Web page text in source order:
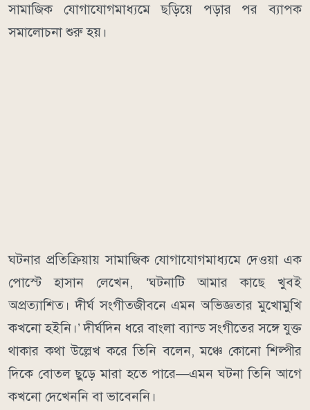
সামাজিক যোগাযোগমাধ্যমে ছড়িয়ে পড়ার পর ব্যাপক
সমালোচনা শুরু হয়।
ঘটনার প্রতিক্রিয়ায় সামাজিক যোগাযোগমাধ্যমে দেওয়া এক
পোস্টে হাসান লেখেন, ‘ঘটনাটি আমার কাছে খুবই
অপ্রত্যাশিত। দীর্ঘ সংগীতজীবনে এমন অভিজ্ঞতার মুখোমুখি
কখনো হইনি।’ দীর্ঘদিন ধরে বাংলা ব্যান্ড সংগীতের সঙ্গে যুক্ত
থাকার কথা উল্লেখ করে তিনি বলেন, মঞ্চে কোনো শিল্পীর
দিকে বোতল ছুড়ে মারা হতে পারে—এমন ঘটনা তিনি আগে
কখনো দেখেননি বা ভাবেননি।